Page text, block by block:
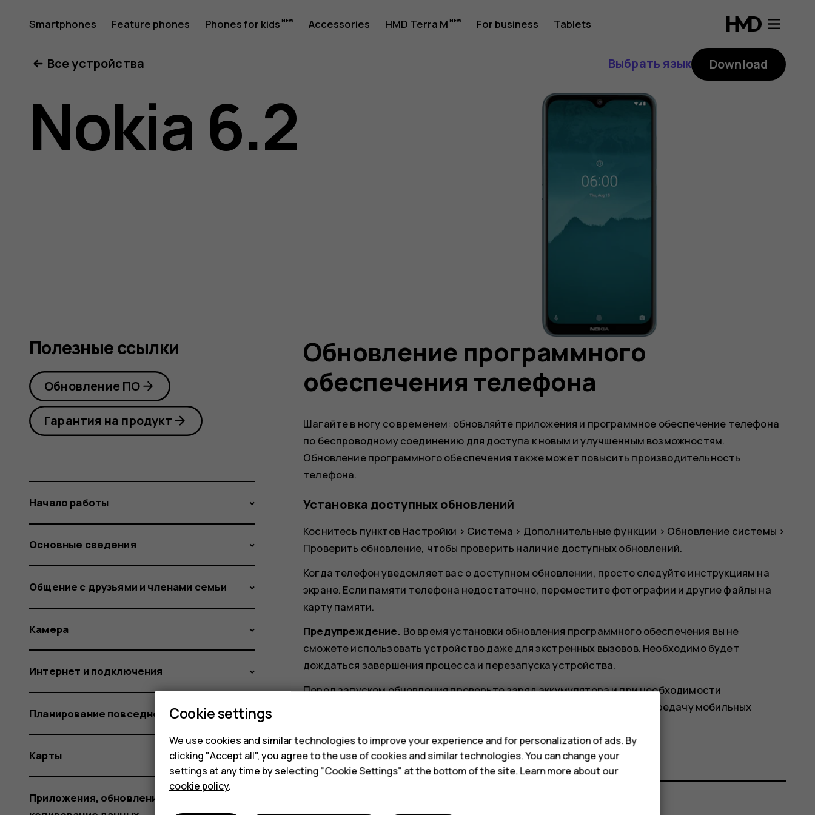
Nokia
6.2
user
Smartphones Feature phones Phones for kids Accessories HMD Terra M For business Tablets
Все устройства Выбрать язык Download
Nokia 6.2
Обновление программного
обеспечения телефона
Шагайте в ногу со временем: обновляйте приложения и программное обеспечение телефона
по беспроводному соединению для доступа к новым и улучшенным возможностям.
Обновление программного обеспечения также может повысить производительность
телефона.
Установка доступных обновлений
Коснитесь пунктовНастройки > Система > Дополнительные функции > Обновление системы >
Проверить обновление, чтобы проверить наличие доступных обновлений.
Когда телефон уведомляет вас о доступном обновлении, просто следуйте инструкциям на
экране. Если памяти телефона недостаточно, переместите фотографии и другие файлы на
карту памяти.
Предупреждение. Во время установки обновления программного обеспечения вы не
сможете использовать устройство даже для экстренных вызовов. Необходимо будет
дождаться завершения процесса и перезапуска устройства.
Перед запуском обновления проверьте заряд аккумулятора и при необходимости
подключите зарядное устройство. Лучше использовать Wi-Fi, а не передачу мобильных
Полезные ссылки
Обновление ПО
Гарантия на продукт
Начало работы
Основные сведения
Общение с друзьями и членами семьи
Камера
Интернет и подключения
Планирование повседневных задач
Карты
Приложения, обновления и резервное
Cookie settings
We use cookies and similar technologies to improve your experience and for personalization of ads. By
clicking "Accept all", you agree to the use of cookies and similar technologies. You can change your
settings at any time by selecting "Cookie Settings" at the bottom of the site. Learn more about our
cookie policy.